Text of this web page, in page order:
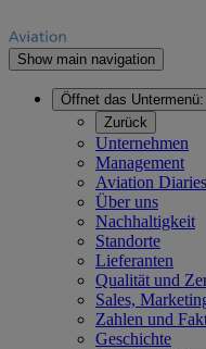
Show main navigation
Öffnet das Untermenü:
Zurück
Unternehmen
Management
Aviation Diaries
Über uns
Nachhaltigkeit
Standorte
Lieferanten
Qualität und
Sales,
Zahlen und
Geschichte